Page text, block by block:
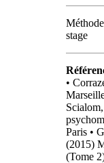
stage
•
Paris •
(2015)
(Tome